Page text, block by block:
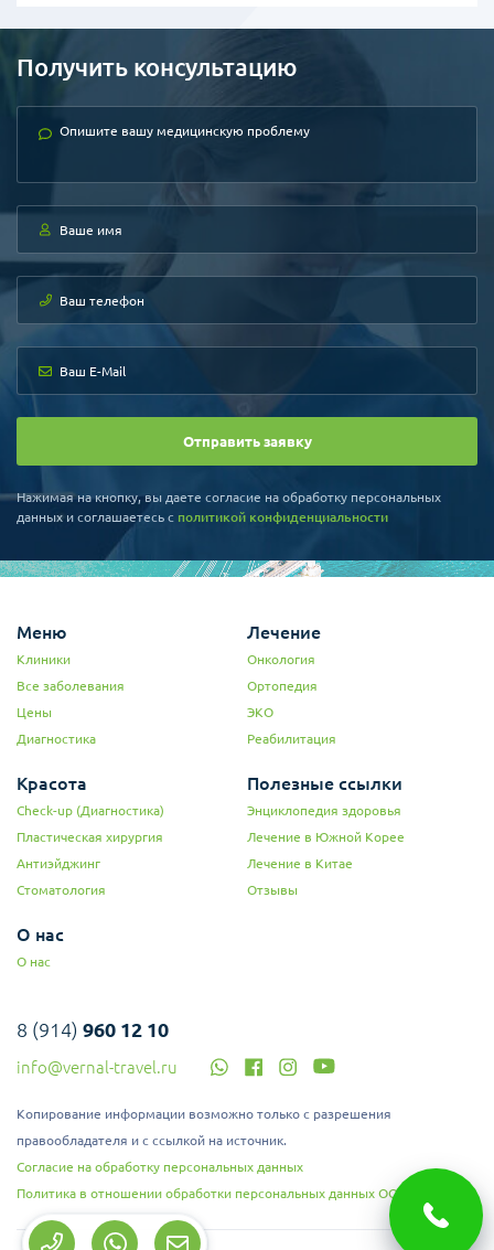
Получить консультацию
Отправить заявку
Нажимая на кнопку, вы даете согласие на обработку персональных
данных и соглашаетесь c политикой конфиденциальности
Меню
Клиники
Все заболевания
Цены
Диагностика
Лечение
Онкология
Ортопедия
ЭКО
Реабилитация
Красота
Check-up (Диагностика)
Пластическая хирургия
Антиэйджинг
Стоматология
Полезные ссылки
Энциклопедия здоровья
Лечение в Южной Корее
Лечение в Китае
Отзывы
О нас
О нас
8 (914) 960 12 10
info@vernal-travel.ru
Копирование информации возможно только с разрешения
правообладателя и с ссылкой на источник.
Согласие на обработку персональных данных
Политика в отношении обработки персональных данных ООО "Верналь"